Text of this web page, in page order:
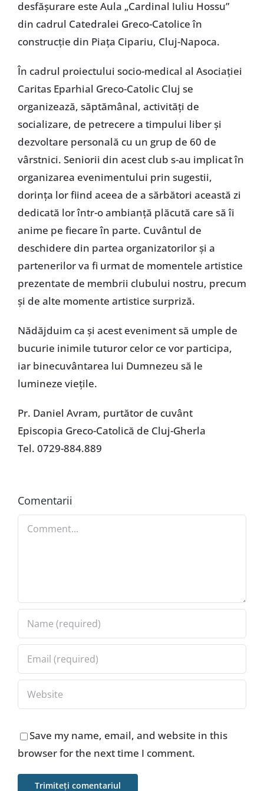
desfăşurare este Aula „Cardinal Iuliu Hossu”
din cadrul Catedralei Greco-Catolice în
construcţie din Piaţa Cipariu, Cluj-Napoca.
În cadrul proiectului socio-medical al Asociaţiei
Caritas Eparhial Greco-Catolic Cluj se
organizează, săptămânal, activităţi de
socializare, de petrecere a timpului liber şi
dezvoltare personală cu un grup de 60 de
vârstnici. Seniorii din acest club s-au implicat în
organizarea evenimentului prin sugestii,
dorinţa lor fiind aceea de a sărbători această zi
dedicată lor într-o ambianţă plăcută care să îi
anime pe fiecare în parte. Cuvântul de
deschidere din partea organizatorilor şi a
partenerilor va fi urmat de momentele artistice
prezentate de membrii clubului nostru, precum
şi de alte momente artistice surpriză.
Nădăjduim ca şi acest eveniment să umple de
bucurie inimile tuturor celor ce vor participa,
iar binecuvântarea lui Dumnezeu să le
lumineze vieţile.
Pr. Daniel Avram, purtător de cuvânt
Episcopia Greco-Catolică de Cluj-Gherla
Tel. 0729-884.889
Comentarii
Comment
Save my name, email, and website in this
browser for the next time I comment.